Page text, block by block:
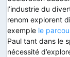
l’industrie du
renom explorent
exemple le
Paul tant dans le
nécessité